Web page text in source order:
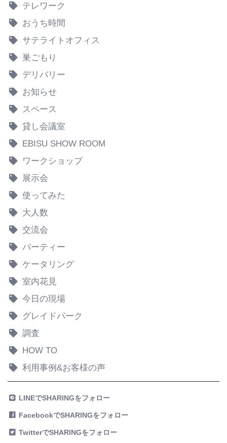
テレワーク
おうち時間
サテライトオフィス
巣ごもり
デリバリー
お知らせ
スペース
貸し会議室
EBISU SHOW ROOM
ワークショップ
展示会
使ってみた
大人数
交流会
パーティー
ケータリング
室内花見
今日の現場
グレイドパーク
調査
HOW TO
利用事例&お客様の声
LINEでSHARINGをフォロー
FacebookでSHARINGをフォロー
TwitterでSHARINGをフォロー